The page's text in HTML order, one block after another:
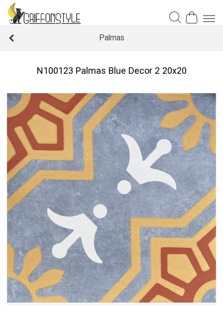
Palmas
N100123 Palmas Blue Decor 2 20x20